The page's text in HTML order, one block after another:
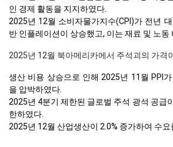
인 경제 활동을 지지하였다.
2025년 12월 소비자물가지수(CPI)가 전년
반 인플레이션이 상승했고, 이는 재료 및 노동
2025년 12월 북아메리카에서 주석괴의 가격
생산 비용 상승으로 인해 2025년 11월 PPI
을 압박하였다.
2025년 4분기 제한된 글로벌 주석 광석 공급
한하였다.
2025년 12월 산업생산이 2.0% 증가하여 수